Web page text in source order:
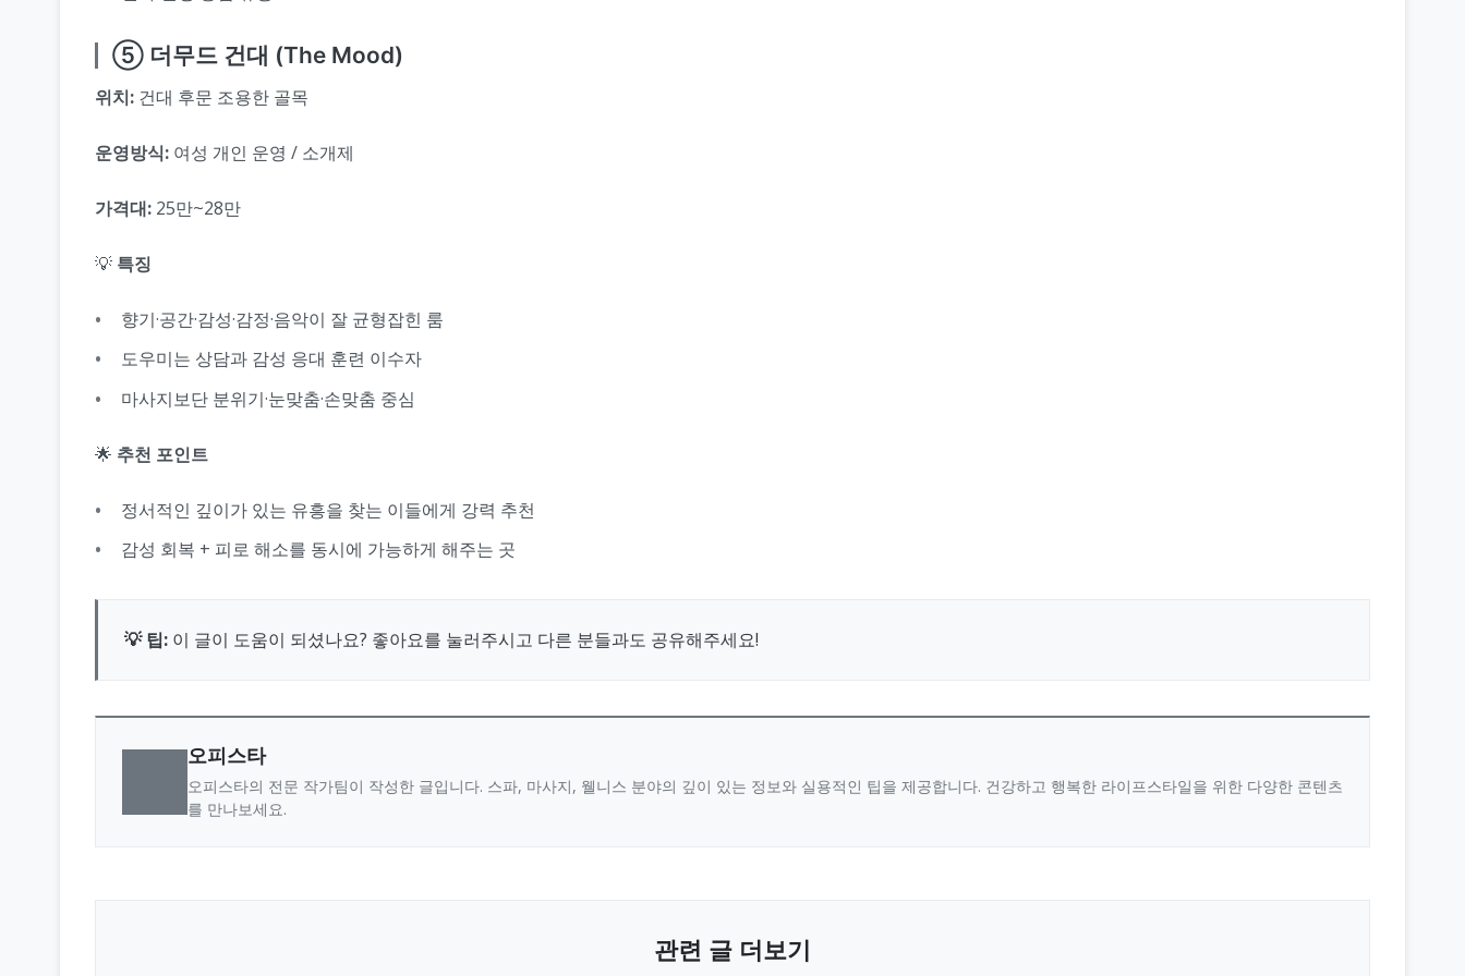
⑤ 더무드 건대 (The Mood)
위치: 건대 후문 조용한 골목
운영방식: 여성 개인 운영 / 소개제
가격대: 25만~28만
💡 특징
향기·공간·감성·감정·음악이 잘 균형잡힌 룸
도우미는 상담과 감성 응대 훈련 이수자
마사지보단 분위기·눈맞춤·손맞춤 중심
🌟 추천 포인트
정서적인 깊이가 있는 유흥을 찾는 이들에게 강력 추천
감성 회복 + 피로 해소를 동시에 가능하게 해주는 곳
💡 팁: 이 글이 도움이 되셨나요? 좋아요를 눌러주시고 다른 분들과도 공유해주세요!
오피스타
오피스타의 전문 작가팀이 작성한 글입니다. 스파, 마사지, 웰니스 분야의 깊이 있는 정보와 실용적인 팁을 제공합니다. 건강하고 행복한 라이프스타일을 위한 다양한 콘텐츠
를 만나보세요.
관련 글 더보기